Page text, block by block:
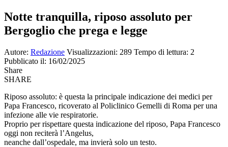
Notte tranquilla, riposo assoluto per
Bergoglio che prega e legge
Autore: Redazione Visualizzazioni: 289 Tempo di lettura: 2
Pubblicato il: 16/02/2025
Share
SHARE
Riposo assoluto: è questa la principale indicazione dei medici per
Papa Francesco, ricoverato al Policlinico Gemelli di Roma per una
infezione alle vie respiratorie.
Proprio per rispettare questa indicazione del riposo, Papa Francesco
oggi non reciterà l’Angelus,
neanche dall’ospedale, ma invierà solo un testo.